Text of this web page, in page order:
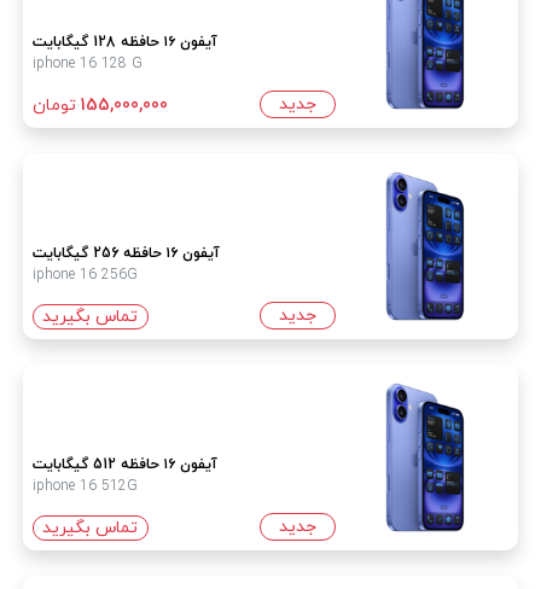
آیفون ۱۶ حافظه 128 گیگابایت
iphone 16 128 G
جدید 155,000,000 تومان
آیفون ۱۶ حافظه 256 گیگابایت
iphone 16 256G
جدید تماس بگیرید
آیفون ۱۶ حافظه 512 گیگابایت
iphone 16 512G
جدید تماس بگیرید